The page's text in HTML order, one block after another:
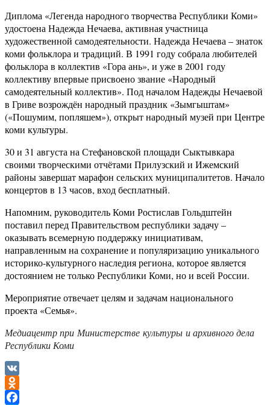
Диплома «Легенда народного творчества Республики Коми»
удостоена Надежда Нечаева, активная участница
художественной самодеятельности. Надежда Нечаева – знаток
коми фольклора и традиций. В 1991 году собрала любителей
фольклора в коллектив «Гора ань», и уже в 2001 году
коллективу впервые присвоено звание «Народный
самодеятельный коллектив». Под началом Надежды Нечаевой
в Гриве возрождён народный праздник «Зымгыштам»
(«Пошумим, попляшем»), открыт народный музей при Центре
коми культуры.
30 и 31 августа на Стефановской площади Сыктывкара
своими творческими отчётами Прилузский и Ижемский
районы завершат марафон сельских муниципалитетов. Начало
концертов в 13 часов, вход бесплатный.
Напомним, руководитель Коми Ростислав Гольдштейн
поставил перед Правительством республики задачу –
оказывать всемерную поддержку инициативам,
направленным на сохранение и популяризацию уникального
историко-культурного наследия региона, которое является
достоянием не только Республики Коми, но и всей России.
Мероприятие отвечает целям и задачам национального
проекта «Семья».
Медиацентр при Министерстве культуры и архивного дела
Республики Коми
VK
Odnoklassniki